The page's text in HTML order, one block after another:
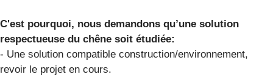
C'est pourquoi, nous demandons qu’une solution
respectueuse du chêne soit étudiée:
- Une solution compatible construction/environnement,
revoir le projet en cours.